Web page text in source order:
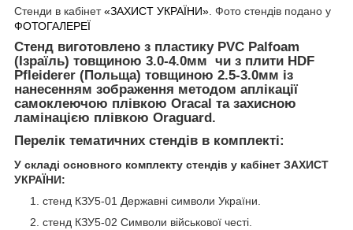
Стенди в кабінет«ЗАХИСТ УКРАЇНИ» . Фото стендів подано у
ФОТОГАЛЕРЕЇ
Стенд виготовлено з пластику PVC Palfoam
(Ізраїль) товщиною 3.0-4.0мм чи з плити HDF
Pfleiderer (Польща) товщиною 2.5-3.0мм із
нанесенням зображення методом аплікації
самоклеючою плівкою Oracal та захисною
ламінацією плівкою Oraguard.
Перелік тематичних стендів в комплекті:
У складі основного комплекту стендів у кабінет ЗАХИСТ
УКРАЇНИ:
стенд КЗУ5-01 Державні символи України.
стенд КЗУ5-02 Символи військової честі.